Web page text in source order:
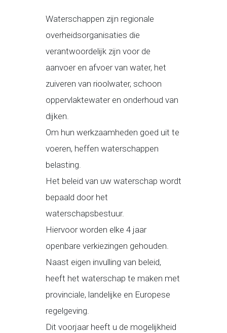
Waterschappen zijn regionale
overheidsorganisaties die
verantwoordelijk zijn voor de
aanvoer en afvoer van water, het
zuiveren van rioolwater, schoon
oppervlaktewater en onderhoud van
dijken.
Om hun werkzaamheden goed uit te
voeren, heffen waterschappen
belasting.
Het beleid van uw waterschap wordt
bepaald door het
waterschapsbestuur.
Hiervoor worden elke 4 jaar
openbare verkiezingen gehouden.
Naast eigen invulling van beleid,
heeft het waterschap te maken met
provinciale, landelijke en Europese
regelgeving.
Dit voorjaar heeft u de mogelijkheid